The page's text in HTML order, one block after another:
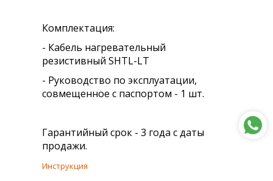
Комплектация:
- Кабель нагревательный
резистивный SHTL-LT
- Руководство по эксплуатации,
совмещенное с паспортом - 1 шт.
Гарантийный срок - 3 года с даты
продажи.
Инструкция